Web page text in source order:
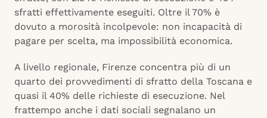
sfratti effettivamente eseguiti. Oltre il 70% è
dovuto a morosità incolpevole: non incapacità di
pagare per scelta, ma impossibilità economica.
A livello regionale, Firenze concentra più di un
quarto dei provvedimenti di sfratto della Toscana e
quasi il 40% delle richieste di esecuzione. Nel
frattempo anche i dati sociali segnalano un